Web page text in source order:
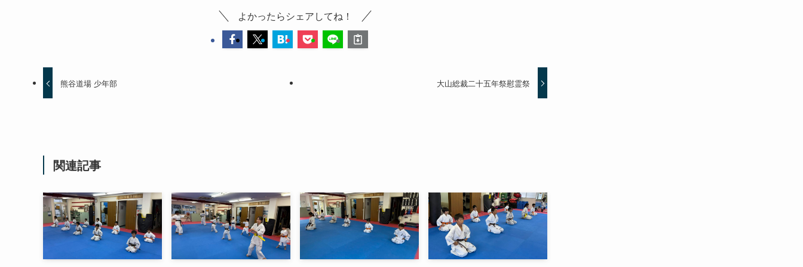
よかったらシェアしてね！
熊谷道場 少年部 大山総裁二十五年祭慰霊祭
関連記事